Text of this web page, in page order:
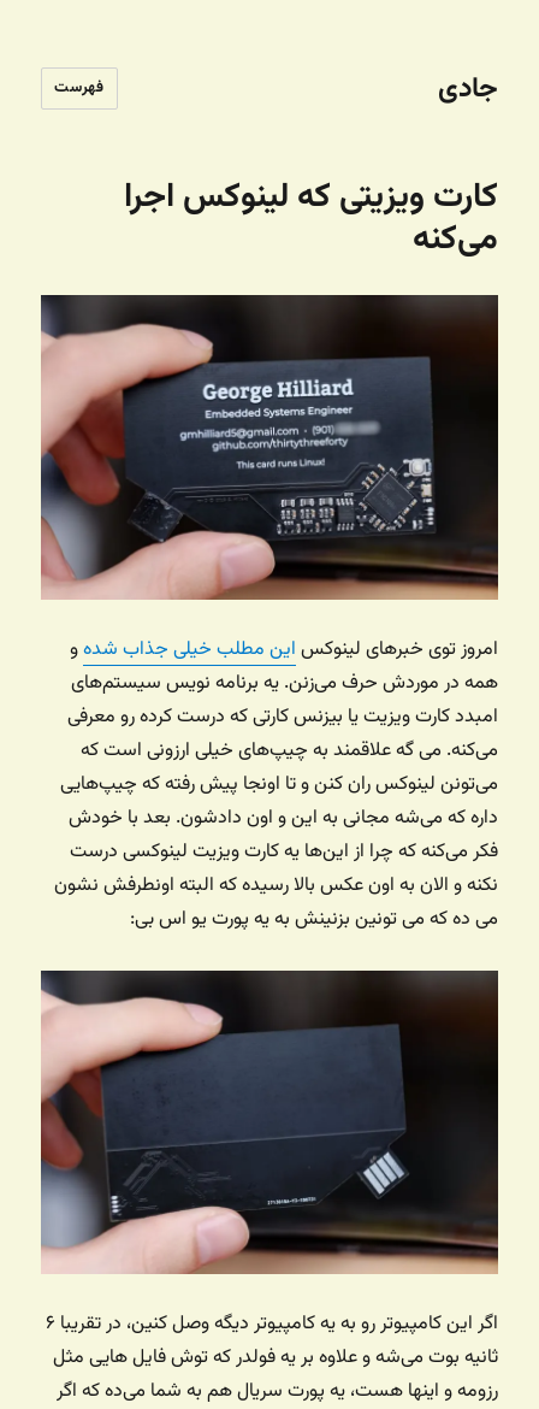
جادی فهرست
کارت ویزیتی که لینوکس اجرا
می‌کنه
امروز توی خبرهای لینوکس این مطلب خیلی جذاب شدهو
همه در موردش حرف می‌زنن. یه برنامه نویس سیستم‌های
امبدد کارت ویزیت یا بیزنس کارتی که درست کرده رو معرفی
می‌کنه. می گه علاقمند به چیپ‌های خیلی ارزونی است که
می‌تونن لینوکس ران کنن و تا اونجا پیش رفته که چیپ‌هایی
داره که می‌شه مجانی به این و اون دادشون. بعد با خودش
فکر می‌کنه که چرا از این‌ها یه کارت ویزیت لینوکسی درست
نکنه و الان به اون عکس بالا رسیده که البته اونطرفش نشون
می ده که می تونین بزنینش به یه پورت یو اس بی:
اگر این کامپیوتر رو به یه کامپیوتر دیگه وصل کنین، در تقریبا ۶
ثانیه بوت می‌شه و علاوه بر یه فولدر که توش فایل هایی مثل
رزومه و اینها هست، یه پورت سریال هم به شما می‌ده که اگر